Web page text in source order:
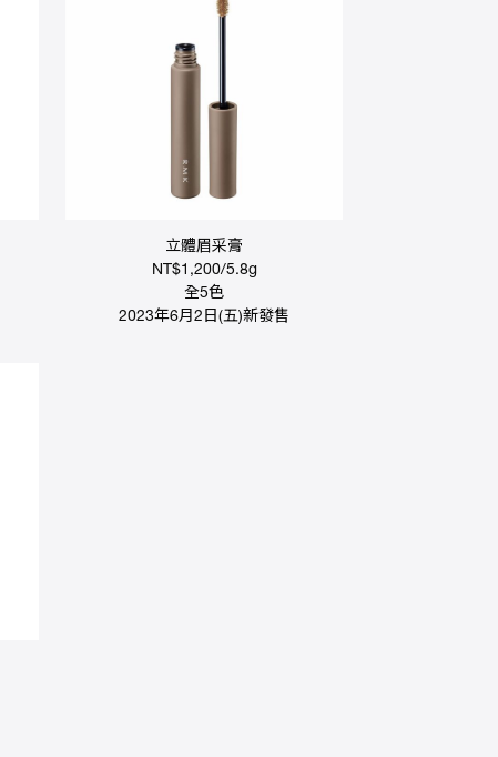
立體眉采膏
NT$1,200/5.8g
全5色
2023年6月2日(五)新發售